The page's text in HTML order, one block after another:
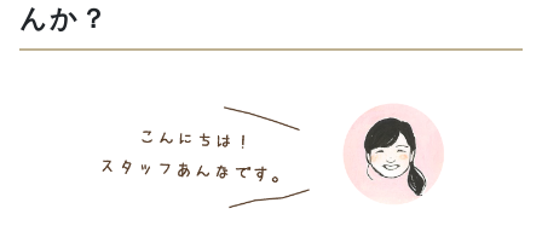
んか？